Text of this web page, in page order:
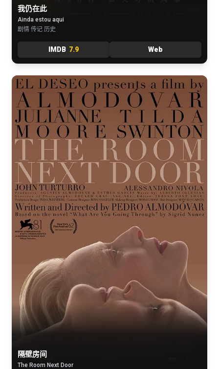
我仍在此
Ainda estou aqui
剧情 传记 历史
IMDB 7.9 Web
隔壁房间
The Room Next Door